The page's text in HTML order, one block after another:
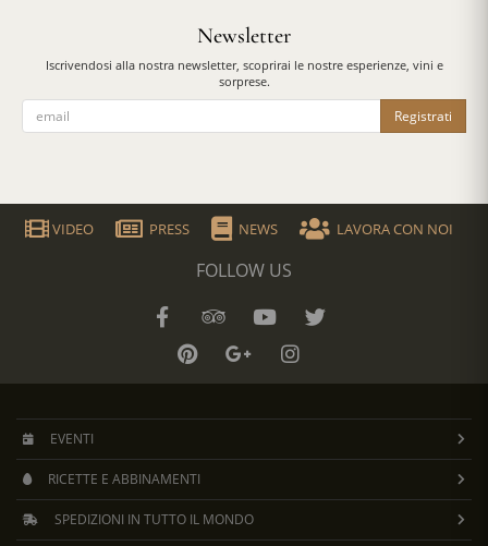
Newsletter
Iscrivendosi alla nostra newsletter, scoprirai le nostre esperienze, vini e
sorprese.
Registrati
VIDEO PRESS NEWS LAVORA CON NOI
FOLLOW US
EVENTI
RICETTE E ABBINAMENTI
SPEDIZIONI IN TUTTO IL MONDO